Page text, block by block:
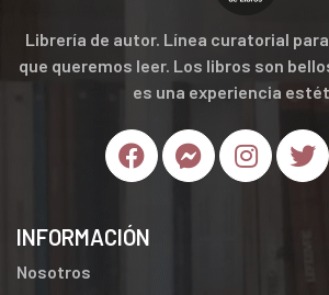
Librería de autor. Línea curatorial
que queremos leer. Los libros son
es una experiencia
INFORMACIÓN
Nosotros